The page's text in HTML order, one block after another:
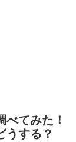
べてみた！
うする？